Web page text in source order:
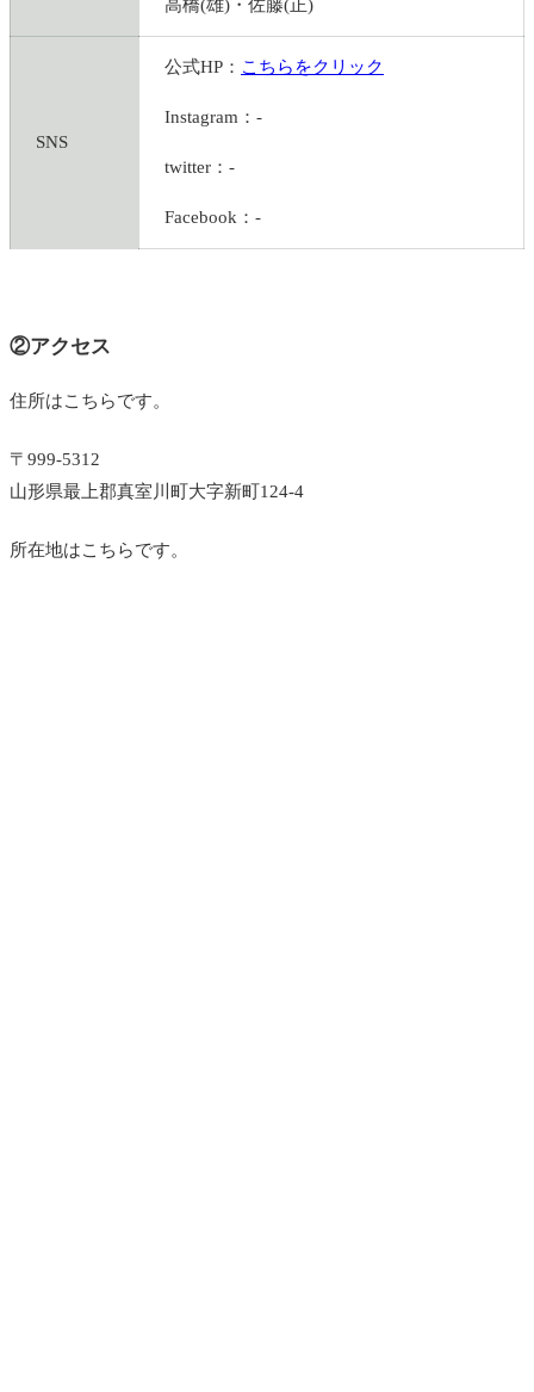
高橋(雄)・佐藤(正)
SNS
公式HP： こちらをクリック
Instagram：-
twitter：-
Facebook：-
②アクセス
住所はこちらです。
〒999-5312
山形県最上郡真室川町大字新町124-4
所在地はこちらです。